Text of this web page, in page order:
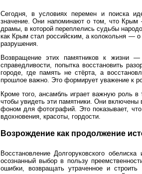
Сегодня, в условиях перемен и поиска
значение. Они напоминают о том, что Крым
драмы, в которой переплелись судьбы
как Крым стал российским, а колокольня — о
разрушения.
Возвращение этих памятников к жизни
справедливости, попытка восстановить
городе, где память не стёрта, а
прошлое важно. Это формирует уважение к
Кроме того, ансамбль играет важную роль
чтобы увидеть эти памятники. Они включены
фоном для фотографий. Это показывает,
вдохновения, красоты, гордости.
Возрождение как продолжение
Восстановление Долгоруковского
осознанный выбор в пользу
ошибки, возвращать утраченное и